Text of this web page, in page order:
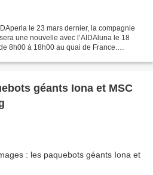
le 23 mars dernier, la compagnie
une nouvelle avec l’AIDAluna le 18
8h00 à 18h00 au quai de France.
géants Iona et MSC